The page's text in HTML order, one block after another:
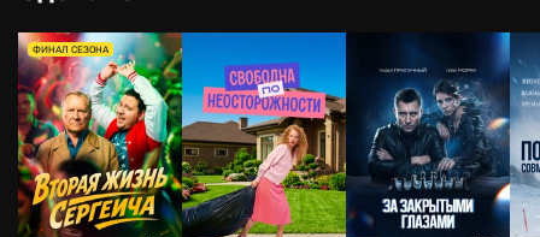
ФИНАЛ СЕЗОНА